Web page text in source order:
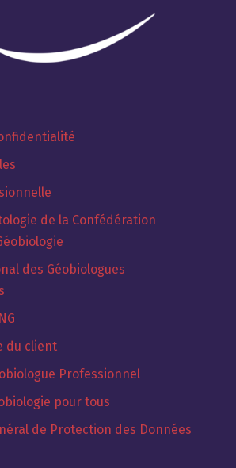
de la Confédération
des Géobiologues
du client
Professionnel
pour tous
de Protection des Données